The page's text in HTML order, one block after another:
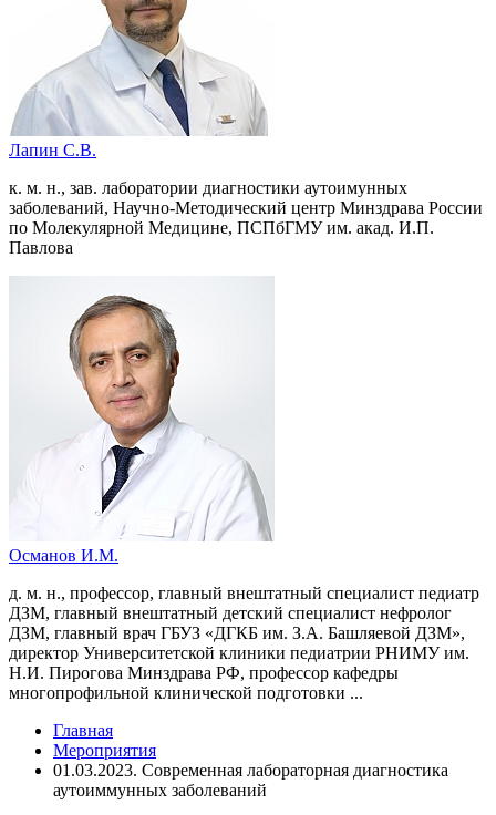
Лапин С.В.
к. м. н., зав. лаборатории диагностики аутоимунных
заболеваний, Научно-Методический центр Минздрава России
по Молекулярной Медицине, ПСПбГМУ им. акад. И.П.
Павлова
Османов И.М.
д. м. н., профессор, главный внештатный специалист педиатр
ДЗМ, главный внештатный детский специалист нефролог
ДЗМ, главный врач ГБУЗ «ДГКБ им. З.А. Башляевой ДЗМ»,
директор Университетской клиники педиатрии РНИМУ им.
Н.И. Пирогова Минздрава РФ, профессор кафедры
многопрофильной клинической подготовки ...
Главная
Мероприятия
01.03.2023. Современная лабораторная диагностика
аутоиммунных заболеваний